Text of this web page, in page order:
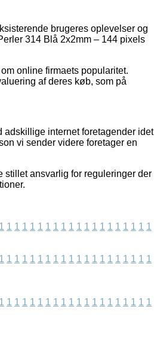
brugeres oplevelser og
314 Blå 2x2mm – 144 pixels
online firmaets popularitet.
af deres køb, som på
internet foretagender idet
vi sender videre foretager en
stillet ansvarlig for reguleringer der
1 1 1 1 1 1 1 1 1 1 1 1 1 1 1 1 1 1 1 1
1 1 1 1 1 1 1 1 1 1 1 1 1 1 1 1 1 1 1 1
1 1 1 1 1 1 1 1 1 1 1 1 1 1 1 1 1 1 1 1